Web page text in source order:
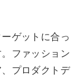
ゲットに合っ
ファッション
プロダクトデ